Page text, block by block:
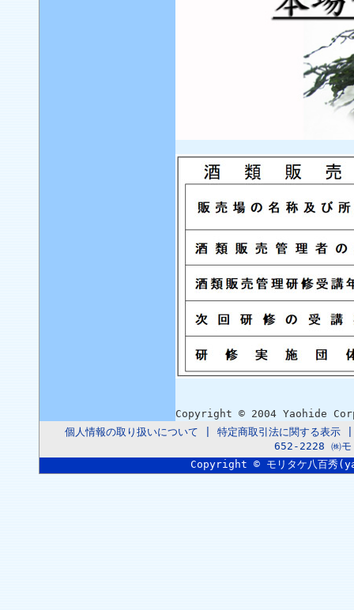
Copyright © 2004 Yaohide
個人情報の取り扱いについて
特定商取引法に関する表示
652-2228 ㈱モ
Copyright © モリタケ八百